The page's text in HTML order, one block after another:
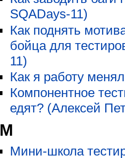
SQADays-11)
Как поднять
бойца для
11)
Как я работу
Компонентное
едят? (Алексей
М
Мини-школа